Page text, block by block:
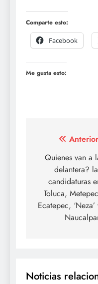
Comparte esto:
Facebook
Me gusta esto:
de
entradas
Quienes van a
delantera?
candidaturas
Toluca,
Ecatepec, ‘Neza’
Noticias